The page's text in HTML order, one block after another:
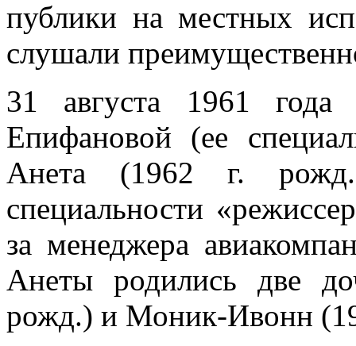
публики на местных
слушали
31 августа 1961 года
Епифановой (ее
Анета (1962 г.
специальности
за менеджера
Анеты родились две
рожд.) и Моник-Ивонн